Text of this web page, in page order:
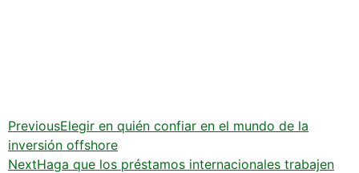
PreviousElegir en quién confiar en el mundo de la
inversión offshore
NextHaga que los préstamos internacionales trabajen